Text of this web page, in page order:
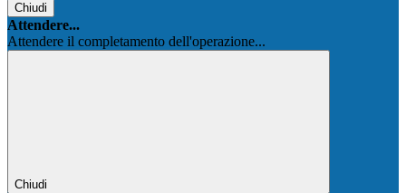
Chiudi
Attendere...
Attendere il completamento dell'operazione...
Chiudi